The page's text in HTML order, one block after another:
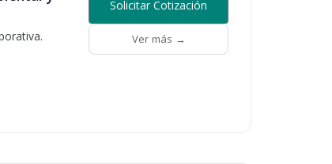
Solicitar Cotización
Ver más →